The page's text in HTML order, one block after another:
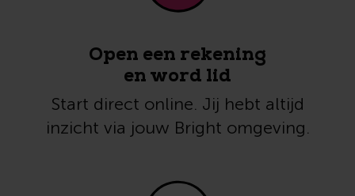
Open een rekening
en word lid
Start direct online. Jij hebt altijd
inzicht via jouw Bright omgeving.